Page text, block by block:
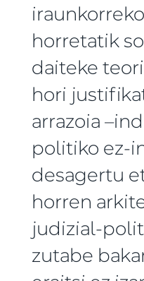
horretatik
daiteke
hori
arrazoia
politiko ez-
desagertu
horren
judizial-
zutabe